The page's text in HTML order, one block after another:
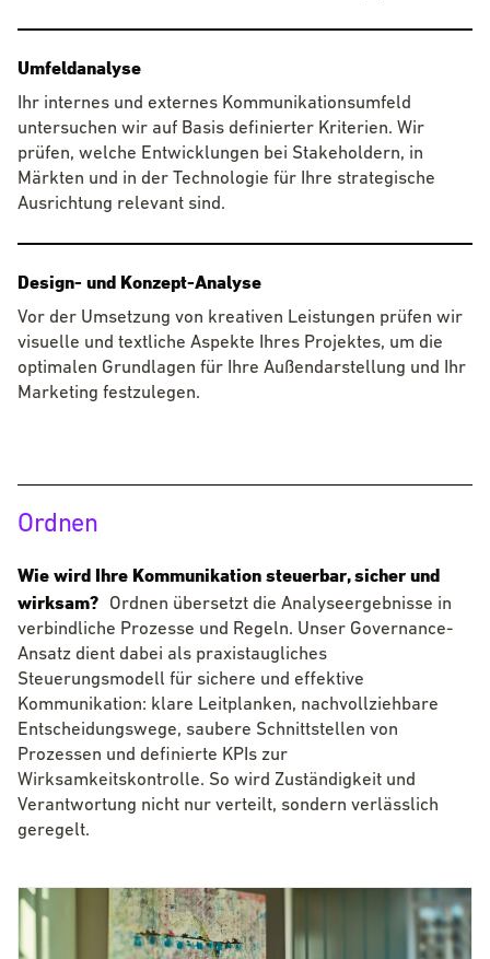
Umfeldanalyse
Ihr internes und externes Kommunikationsumfeld
untersuchen wir auf Basis definierter Kriterien. Wir
prüfen, welche Entwicklungen bei Stakeholdern, in
Märkten und in der Technologie für Ihre strategische
Ausrichtung relevant sind.
Design- und Konzept-Analyse
Vor der Umsetzung von kreativen Leistungen prüfen wir
visuelle und textliche Aspekte Ihres Projektes, um die
optimalen Grundlagen für Ihre Außendarstellung und Ihr
Marketing festzulegen.
Ordnen
Wie wird Ihre Kommunikation
Wie wird Ihre Kommunikation steuerbar, sicher und
wirksam?
Ordnen übersetzt die Analyseergebnisse in
verbindliche Prozesse und Regeln. Unser Governance-
Ansatz dient dabei als praxistaugliches
Steuerungsmodell für sichere und effektive
Kommunikation: klare Leitplanken, nachvollziehbare
Entscheidungswege, saubere Schnittstellen von
Prozessen und definierte KPIs zur
Wirksamkeitskontrolle. So wird Zuständigkeit und
Verantwortung nicht nur verteilt, sondern verlässlich
geregelt.